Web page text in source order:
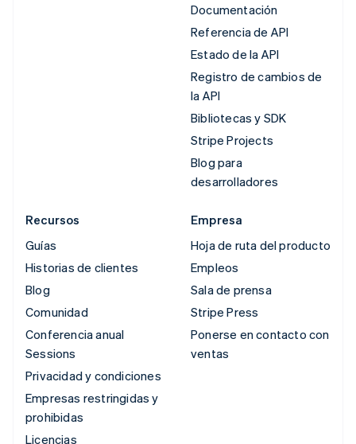
Documentación
Referencia de API
Estado de la API
Registro de cambios de
la API
Bibliotecas y SDK
Stripe Projects
Blog para
desarrolladores
Recursos
Guías
Historias de clientes
Blog
Comunidad
Conferencia anual
Sessions
Privacidad y condiciones
Empresas restringidas y
prohibidas
Licencias
Empresa
Hoja de ruta del producto
Empleos
Sala de prensa
Stripe Press
Ponerse en contacto con
ventas